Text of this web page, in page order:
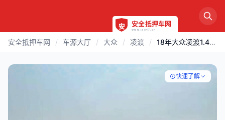
安全抵押车网 / 车源大厅 / 大众 / 凌渡 / 18年大众凌渡1.4T自动
快速了解